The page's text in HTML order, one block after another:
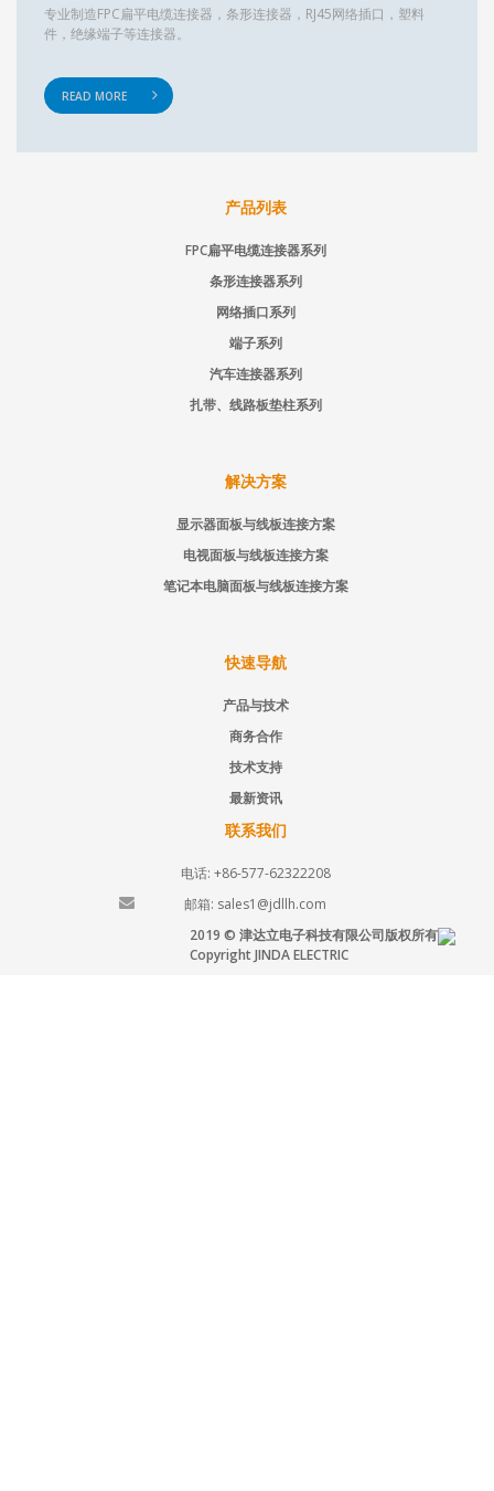
专业制造FPC扁平电缆连接器，条形连接器，RJ45网络插口，塑料
件，绝缘端子等连接器。
READ MORE
产品列表
FPC扁平电缆连接器系列
条形连接器系列
网络插口系列
端子系列
汽车连接器系列
扎带、线路板垫柱系列
解决方案
显示器面板与线板连接方案
电视面板与线板连接方案
笔记本电脑面板与线板连接方案
快速导航
产品与技术
商务合作
技术支持
最新资讯
联系我们
电话: +86-577-62322208
邮箱: sales1@jdllh.com
2019 © 津达立电子科技有限公司版权所有
Copyright JINDA ELECTRIC